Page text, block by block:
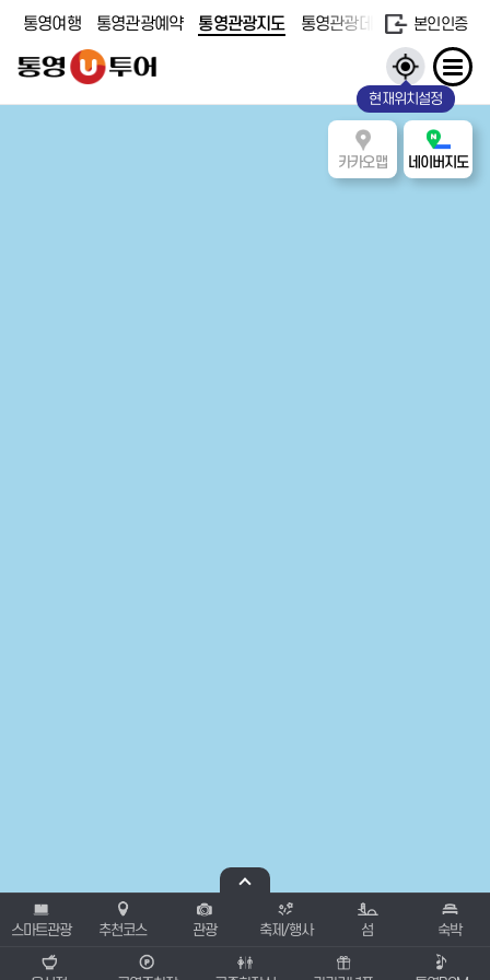
통영여행 통영관광예약 통영관광지도 통영관광데이터 본인인증
현재위치설정
스마트관광 추천코스 관광 축제/행사 섬 숙박
카카오맵 네이버지도